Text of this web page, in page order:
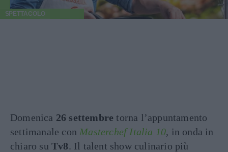
SPETTACOLO
Domenica 26 settembre torna l’appuntamento
settimanale con Masterchef Italia 10, in onda in
chiaro su Tv8. Il talent show culinario più